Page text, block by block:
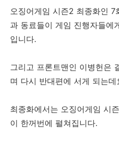
오징어게임 시즌2 최종화인
과 동료들이 게임 진행자들에
입니다.
그리고 프론트맨인 이병헌은
며 다시 반대편에 서게 되는데
최종화에서는 오징어게임 시
이 한꺼번에 펼쳐집니다.